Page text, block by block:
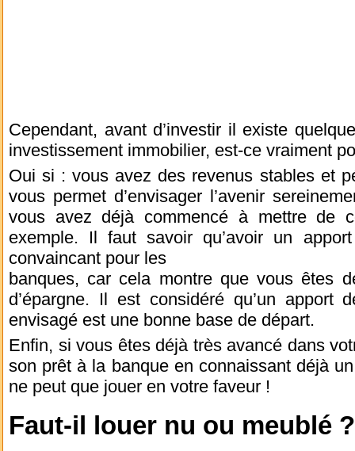
Cependant, avant d’investir il existe
investissement immobilier, est-ce vraiment
Oui si : vous avez des revenus stables et
vous permet d’envisager l’avenir
vous avez déjà commencé à mettre de
exemple. Il faut savoir qu’avoir un
convaincant pour les
banques, car cela montre que vous êtes
d’épargne. Il est considéré qu’un
envisagé est une bonne base de départ.
Enfin, si vous êtes déjà très avancé dans
son prêt à la banque en connaissant déjà
ne peut que jouer en votre faveur !
Faut-il louer nu ou meublé ?